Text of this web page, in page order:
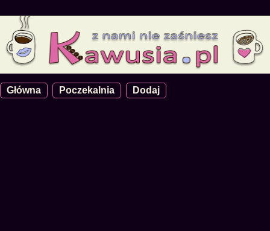
Główna Poczekalnia Dodaj